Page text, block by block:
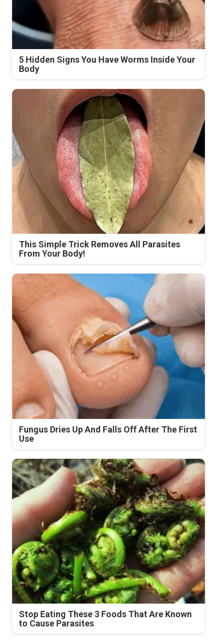
5 Hidden Signs You Have Worms Inside Your
Body
This Simple Trick Removes All Parasites
From Your Body!
Fungus Dries Up And Falls Off After The First
Use
Stop Eating These 3 Foods That Are Known
to Cause Parasites